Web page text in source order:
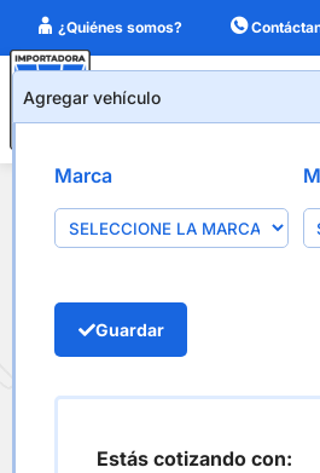
¿Quiénes somos?
Productos
Agregar vehículo
Marca
Guardar
Estás cotizando con:
Valvulas